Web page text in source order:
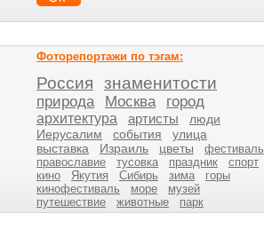
Фоторепортажи по тэгам:
Россия знаменитости
природа Москва город
архитектура артисты
люди
Иерусалим
события
улица
выставка
Израиль цветы
фестиваль
православие
тусовка праздник
спорт
кино
Якутия Сибирь зима
горы
кинофестиваль
море
музей
путешествие
животные парк